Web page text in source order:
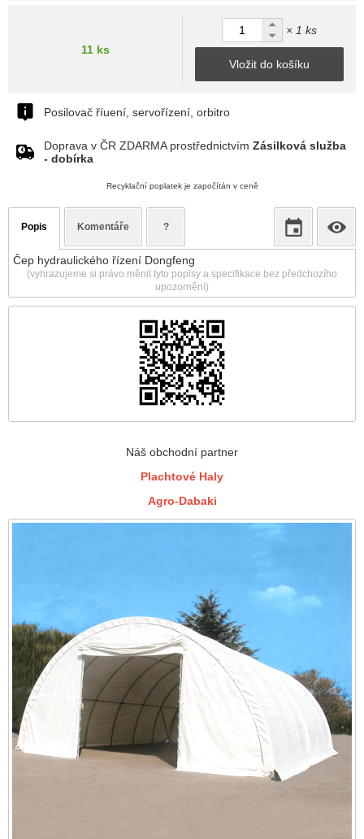
Náš obchodní partner
Plachtové Haly
Agro-Dabaki
11 ks
× 1 ks
Vložit do košíku
Posilovač říuení, servořízení, orbitro
Doprava v ČR ZDARMA prostřednictvím Zásilková služba
- dobírka
Recyklační poplatek je započítán v ceně
Popis Komentáře ?
Čep hydraulického řízení Dongfeng
(vyhrazujeme si právo měnit tyto popisy a specifikace bez předchozího
upozornění)